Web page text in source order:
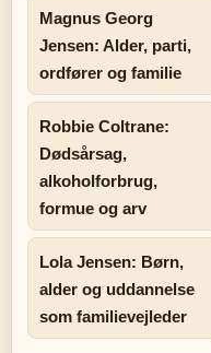
Magnus Georg
Jensen: Alder, parti,
ordfører og familie
Robbie Coltrane:
Dødsårsag,
alkoholforbrug,
formue og arv
Lola Jensen: Børn,
alder og uddannelse
som familievejleder